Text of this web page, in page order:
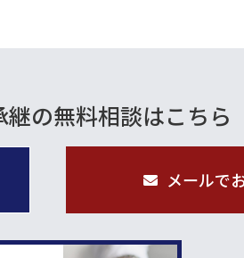
継の無料相談はこちら
メールで